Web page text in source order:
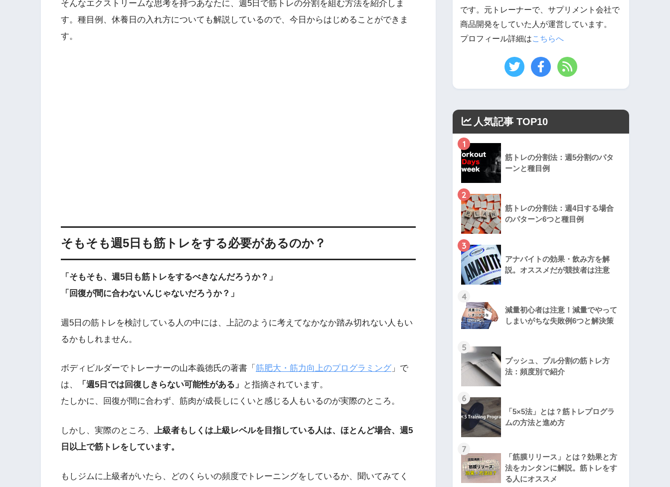
そんなエクストリームな思考を持つあなたに、週5日で筋トレの分割を組む方法を紹介しま
す。種目例、休養日の入れ方についても解説しているので、今日からはじめることができま
す。
そもそも週5日も筋トレをする必要があるのか？
「そもそも、週5日も筋トレをするべきなんだろうか？」
「回復が間に合わないんじゃないだろうか？」
週5日の筋トレを検討している人の中には、上記のように考えてなかなか踏み切れない人もい
るかもしれません。
ボディビルダーでトレーナーの山本義徳氏の著書「 筋肥大・筋力向上のプログラミング 」で
は、
「週5日では回復しきらない可能性がある」
と指摘されています。
たしかに、回復が間に合わず、筋肉が成長しにくいと感じる人もいるのが実際のところ。
しかし、実際のところ、 上級者もしくは上級レベルを目指している人は、ほとんど場合、週5
日以上で筋トレをしています。
もしジムに上級者がいたら、どのくらいの頻度でトレーニングをしているか、聞いてみてく
です。元トレーナーで、サプリメント会社で
商品開発をしていた人が運営しています。
プロフィール詳細はこちらへ
人気記事 TOP10
1
筋トレの分割法：週5分割のパタ
ーンと種目例
2
筋トレの分割法：週4日する場合
のパターン6つと種目例
3
アナバイトの効果・飲み方を解
説。オススメだが競技者は注意
4
減量初心者は注意！減量でやって
しまいがちな失敗例6つと解決策
5
プッシュ、プル分割の筋トレ方
法：頻度別で紹介
6
「5×5法」とは？筋トレプログラ
ムの方法と進め方
7
「筋膜リリース」とは？効果と方
法をカンタンに解説。筋トレをす
る人にオススメ